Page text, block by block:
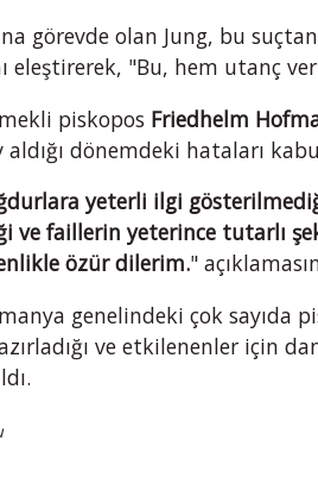
görevde olan Jung, bu
eleştirerek, "Bu, hem utanç
piskopos Friedhelm
aldığı dönemdeki hataları
yeterli ilgi
ve faillerin yeterince tutarlı
özür dilerim."
genelindeki çok sayıda
ve etkilenenler için